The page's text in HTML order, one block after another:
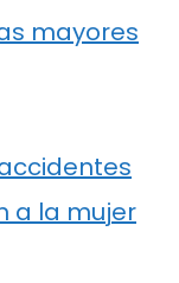
mayores
a la mujer